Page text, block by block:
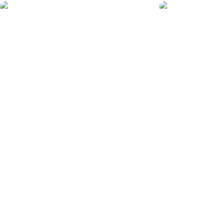
일상을 생생하게 전달해요. 제주 사투리와 실제 지역을 연상케